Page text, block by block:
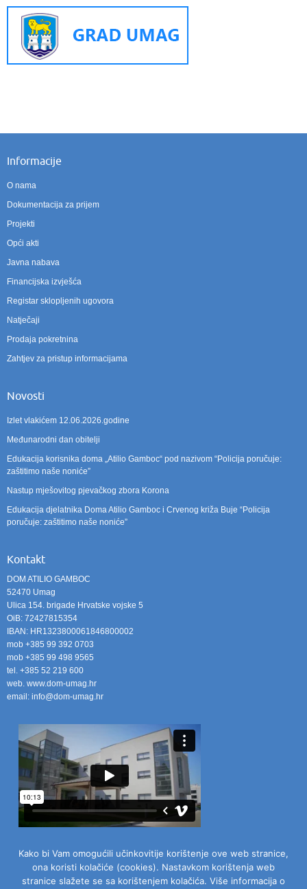
Informacije
O nama
Dokumentacija za prijem
Projekti
Opći akti
Javna nabava
Financijska izvješća
Registar sklopljenih ugovora
Natječaji
Prodaja pokretnina
Zahtjev za pristup informacijama
Novosti
Izlet vlakićem 12.06.2026.godine
Međunarodni dan obitelji
Edukacija korisnika doma „Atilio Gamboc“ pod nazivom “Policija poručuje:
zaštitimo naše noniće”
Nastup mješovitog pjevačkog zbora Korona
Edukacija djelatnika Doma Atilio Gamboc i Crvenog križa Buje “Policija
poručuje: zaštitimo naše noniće”
Kontakt
DOM ATILIO GAMBOC
52470 Umag
Ulica 154. brigade Hrvatske vojske 5
OiB: 72427815354
IBAN: HR1323800061846800002
mob +385 99 392 0703
mob +385 99 498 9565
tel. +385 52 219 600
web. www.dom-umag.hr
email: info@dom-umag.hr
Kako bi Vam omogućili učinkovitije korištenje ove web stranice,
ona koristi kolačiće (cookies). Nastavkom korištenja web
stranice slažete se sa korištenjem kolačića. Više informacija o